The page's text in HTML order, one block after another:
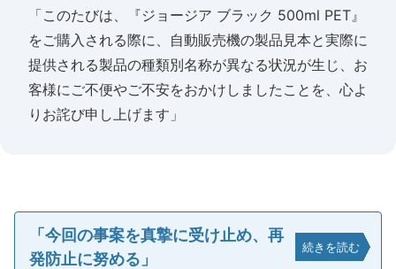
「このたびは、『ジョージア ブラック 500ml PET』
をご購入される際に、自動販売機の製品見本と実際に
提供される製品の種類別名称が異なる状況が生じ、お
客様にご不便やご不安をおかけしましたことを、心よ
りお詫び申し上げます」
「今回の事案を真摯に受け止め、再
発防止に努める」
続きを読む